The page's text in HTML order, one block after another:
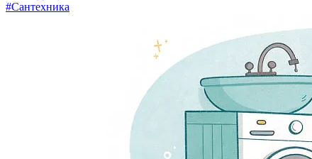
#Сантехника